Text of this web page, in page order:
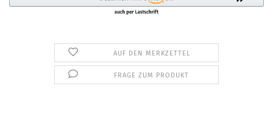
AUF DEN MERKZETTEL
FRAGE ZUM PRODUKT